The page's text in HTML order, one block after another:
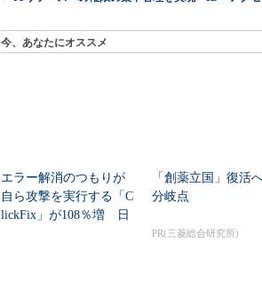
今、あなたにオススメ
エラー解消のつもりが
自ら攻撃を実行する「C
lickFix」が108％増 日
「創薬立国」復活
分岐点
PR(三菱総合研究所)